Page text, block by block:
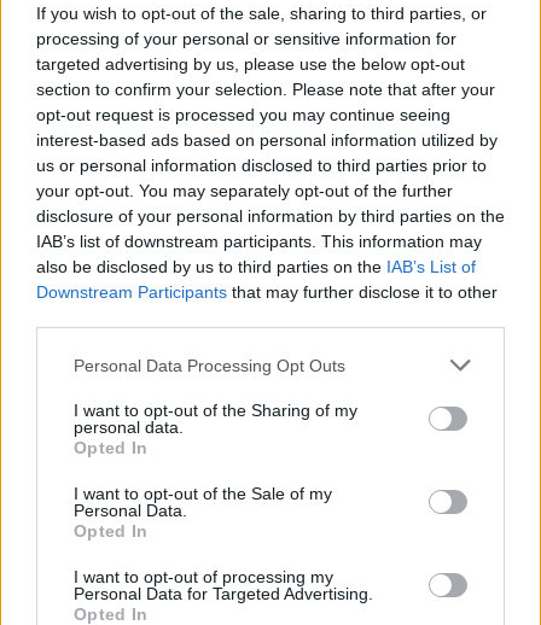
If you wish to opt-out of the sale, sharing to third parties, or
processing of your personal or sensitive information for
targeted advertising by us, please use the below opt-out
section to confirm your selection. Please note that after your
opt-out request is processed you may continue seeing
interest-based ads based on personal information utilized by
us or personal information disclosed to third parties prior to
your opt-out. You may separately opt-out of the further
disclosure of your personal information by third parties on the
IAB’s list of downstream participants. This information may
also be disclosed by us to third parties on the IAB’s List of
Downstream Participants that may further disclose it to other
Personal Data Processing Opt Outs
I want to opt-out of the Sharing of my
personal data.
Opted In
I want to opt-out of the Sale of my
Personal Data.
Opted In
I want to opt-out of processing my
Personal Data for Targeted Advertising.
Opted In
Juventus. Ecco perché la tenzone di San Siro è quanto mai
importante, con il Napoli che deve assolutamente ritrovare la
vittoria, la qualità del gioco e la sicurezza misteriosamente
perse nei meandri dell’ultima sosta per le Nazionali (si è
passati dalle vittorie con Roma e Fiorentina ai pareggi con
Cagliari ed Empoli). Di contro il Milan ha l’occasione per
agganciare in classifica proprio gli azzurri, probabilmente i più
seri candidati alla terza piazza nonostante il rendimento
altamente discontinuo. In mezzo, tuttavia, ci sono le terribili
genovesi, ma questa è un’altra storia. Una vicenda, ed anzi un
destino, analogo, è invece quello di Milan e Napoli, unite dalla
qualità del gioco offensivo e dalle terribili amnesie di una
difesa poco supportata dal centrocampo. L’organico di
Benitez ha qualcosa in più di quello rossonero, ma il campo
svegliarsi e dare dimostrazione di autorevolezza e carattere,
altrimenti il terzo posto sarà una chimera. Benitez farà giocare
la formazione migliore possibile, con Henrique più di Mesto al
posto dello squalificato Maggio e con Higuain di nuovo
titolare. Il Pipita è chiamato a fare da trascinatore e le grandi
sfide non le ha mai sbagliate, come il Napoli di Benitez.
Stavolta, però, è addirittura vietato sbagliare.